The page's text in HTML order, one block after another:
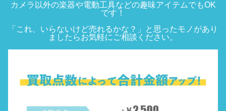
カメラ以外の楽器や電動工具などの趣味アイテムでもOK
です！
「これ、いらないけど売れるかな？」と思ったモノがあり
ましたらお気軽にご相談ください。